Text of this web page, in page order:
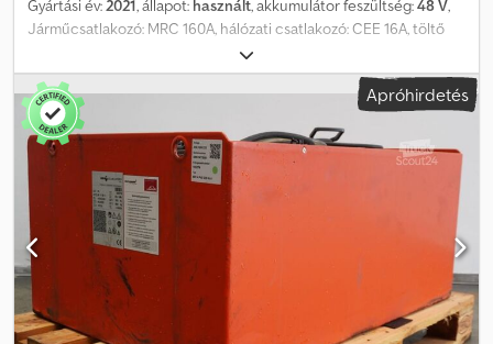
Gyártási év: 2021, állapot: használt, akkumulátor feszültség:48 V,
Járműcsatlakozó: MRC 160A, hálózati csatlakozó: CEE 16A, töltő
EUW-val, használt TriCOM akkumulátortöltő XL D 48/120, tartozék:
kábel és MRC 160A csatlakozó, hálózati CEE 16A csatlakozó, 660–
756 Ah kapacitású akkumulátorokhoz. Dsdpfx Aljztk D Ro Njkr
Apróhirdetés